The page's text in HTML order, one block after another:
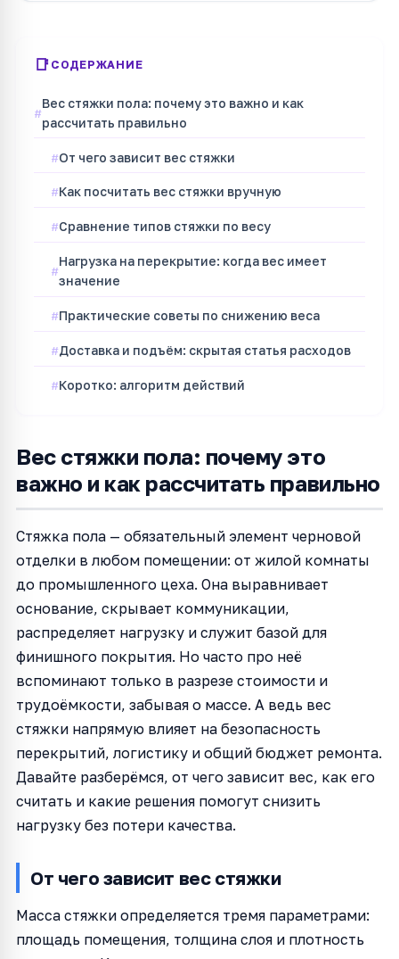
СОДЕРЖАНИЕ
Вес стяжки пола: почему это важно и как
рассчитать правильно
От чего зависит вес стяжки
Как посчитать вес стяжки вручную
Сравнение типов стяжки по весу
Нагрузка на перекрытие: когда вес имеет
значение
Практические советы по снижению веса
Доставка и подъём: скрытая статья расходов
Коротко: алгоритм действий
Вес стяжки пола: почему это
важно и как рассчитать правильно
Стяжка пола — обязательный элемент черновой
отделки в любом помещении: от жилой комнаты
до промышленного цеха. Она выравнивает
основание, скрывает коммуникации,
распределяет нагрузку и служит базой для
финишного покрытия. Но часто про неё
вспоминают только в разрезе стоимости и
трудоёмкости, забывая о массе. А ведь вес
стяжки напрямую влияет на безопасность
перекрытий, логистику и общий бюджет ремонта.
Давайте разберёмся, от чего зависит вес, как его
считать и какие решения помогут снизить
нагрузку без потери качества.
От чего зависит вес стяжки
Масса стяжки определяется тремя параметрами:
площадь помещения, толщина слоя и плотность